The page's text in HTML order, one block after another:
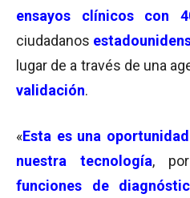
ensayos clínicos con
ciudadanos
lugar de a través de una
validación.
«Esta es una oportunidad
nuestra tecnología,
funciones
de